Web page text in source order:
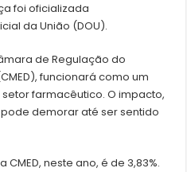
foi oficializada
da União (DOU).
de Regulação do
funcionará como um
farmacêutico. O impacto,
demorar até ser sentido
neste ano, é de 3,83%.